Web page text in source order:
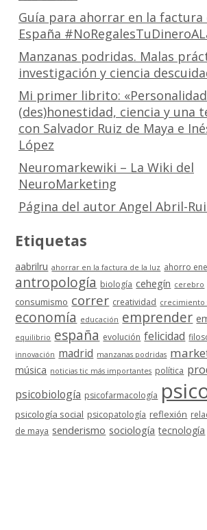
Guía para ahorrar en la
España
Manzanas podridas. Malas
investigación y ciencia
Mi primer librito:
(des)honestidad, ciencia y una
con Salvador Ruiz de Maya e
López
Neuromarkewiki – La Wiki del
NeuroMarketing
Página del autor Angel Abril-
Etiquetas
aabrilru ahorrar en la factura de la luz ahorro
antropología biología cehegín cerebro
consumismo correr creatividad crecimiento
economía educación emprender
equilibrio españa evolución felicidad
innovación madrid manzanas podridas
música noticias tic más importantes política
psicobiología psicofarmacología
psicología social psicopatología reflexión
de maya senderismo sociología tecnología